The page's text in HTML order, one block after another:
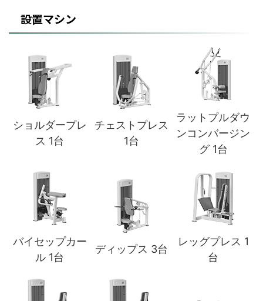
設置マシン
ショルダープレ
ス 1台
チェストプレス
1台
ラットプルダウ
ンコンバージン
グ 1台
バイセップカー
ル 1台
ディップス 3台
レッグプレス 1
台